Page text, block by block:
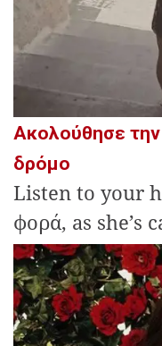
Ακολούθησε την
δρόμο
Listen to your
φορά, as she’s